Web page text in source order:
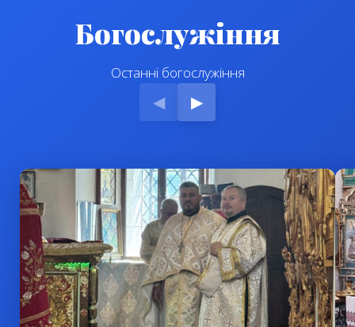
Богослужіння
Останні богослужіння
◀ ▶